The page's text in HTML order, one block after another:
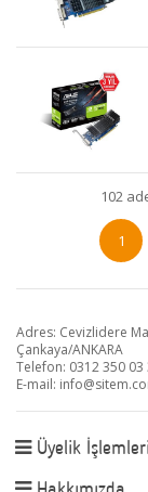
102
1
Adres: Cevizlidere
Çankaya/ANKARA
Telefon: 0312 350 03
E-mail:
Üyelik İşlemleri